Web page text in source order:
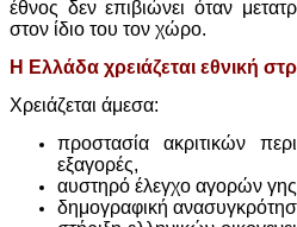
έθνος δεν επιβιώνει όταν
στον ίδιο του τον χώρο.
Η Ελλάδα χρειάζεται εθνική
Χρειάζεται άμεσα:
προστασία ακριτικών
εξαγορές,
αυστηρό έλεγχο αγορών γης
δημογραφική